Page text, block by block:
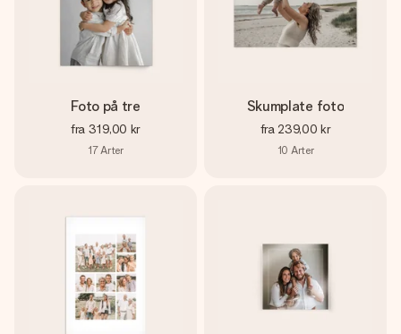
Foto på tre
fra 319,00 kr
17Arter
Skumplate foto
fra 239,00 kr
10 Arter